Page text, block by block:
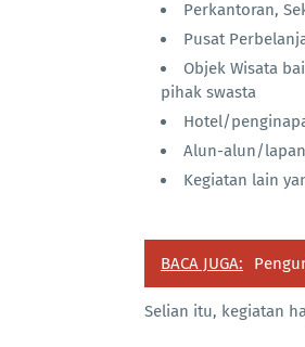
Perkantoran,
Pusat
Objek Wisata
pihak swasta
Hotel/
Alun-alun/
Kegiatan lain
BACA JUGA:
Selian itu, kegiatan